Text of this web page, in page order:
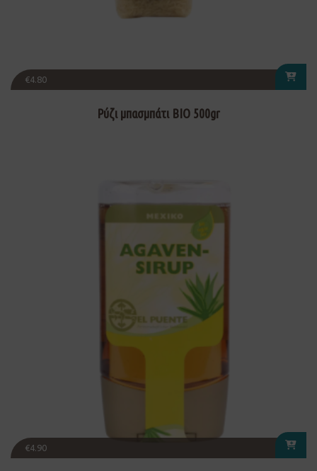
€4.80
Ρύζι μπασμπάτι BIO 500gr
€4.90